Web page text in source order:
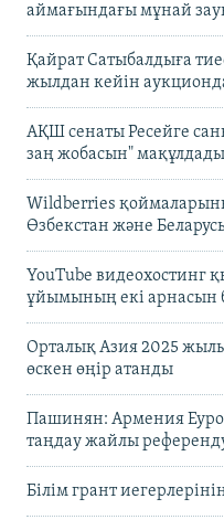
аймағындағы мұнай
Қайрат Сатыбалдыға
жылдан кейін
АҚШ сенаты Ресейге
заң жобасын" мақұлдады
Wildberries
Өзбекстан және
YouTube видеохостинг
ұйымының екі арнасын
Орталық Азия 2025
өскен өңір атанды
Пашинян: Армения
таңдау жайлы
Білім грант